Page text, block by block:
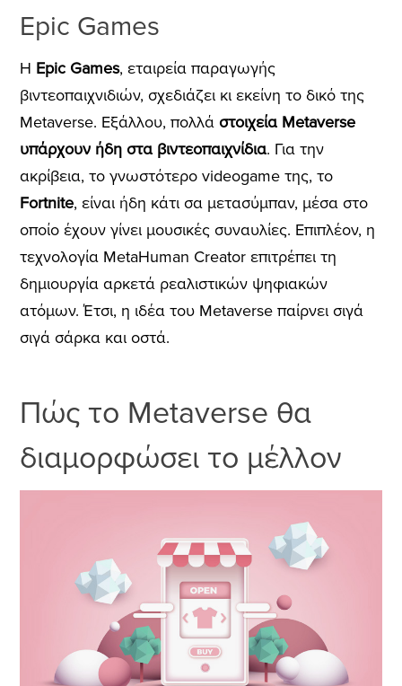
Epic Games
H Epic Games, εταιρεία παραγωγής
βιντεοπαιχνιδιών, σχεδιάζει κι εκείνη το δικό της
Metaverse. Εξάλλου, πολλά στοιχεία Metaverse
υπάρχουν ήδη στα βιντεοπαιχνίδια. Για την
ακρίβεια, το γνωστότερο videogame της, το
Fortnite, είναι ήδη κάτι σα μετασύμπαν, μέσα στο
οποίο έχουν γίνει μουσικές συναυλίες. Επιπλέον, η
τεχνολογία MetaHuman Creator επιτρέπει τη
δημιουργία αρκετά ρεαλιστικών ψηφιακών
ατόμων. Έτσι, η ιδέα του Metaverse παίρνει σιγά
σιγά σάρκα και οστά.
Πώς το Metaverse θα
διαμορφώσει το μέλλον